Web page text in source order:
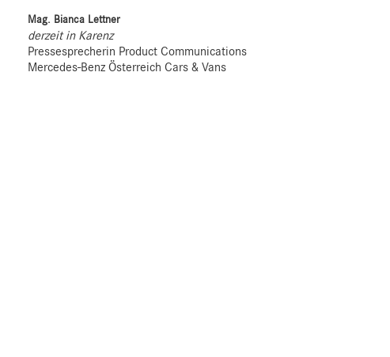
Mag. Bianca Lettner
derzeit in Karenz
Pressesprecherin Product Communications
Mercedes-Benz Österreich Cars & Vans